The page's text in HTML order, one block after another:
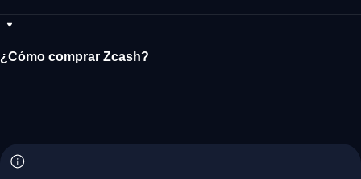
¿Cómo comprar Zcash?